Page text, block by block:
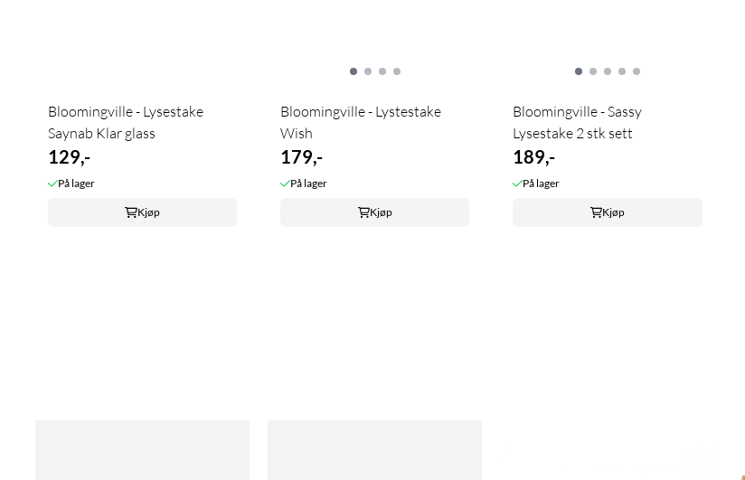
Bloomingville - Lysestake
Saynab Klar glass
129,-
På lager
Kjøp
Bloomingville - Lystestake
Wish
179,-
På lager
Kjøp
Bloomingville - Sassy
Lysestake 2 stk sett
189,-
På lager
Kjøp